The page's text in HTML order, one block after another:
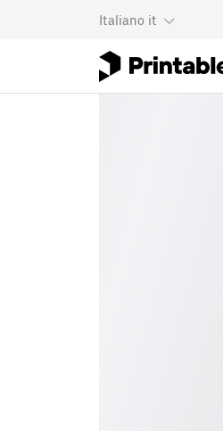
Italiano it